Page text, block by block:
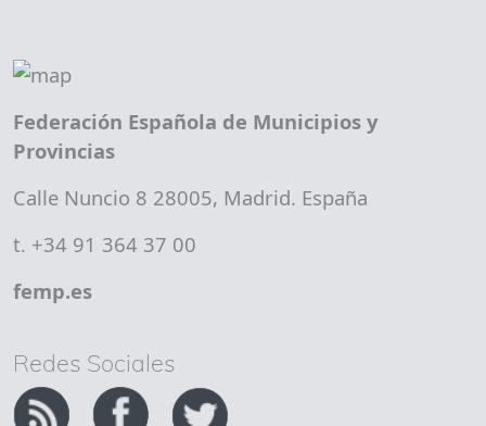
Federación Española de Municipios y
Provincias
Calle Nuncio 8 28005, Madrid. España
t. +34 91 364 37 00
femp.es
Redes Sociales